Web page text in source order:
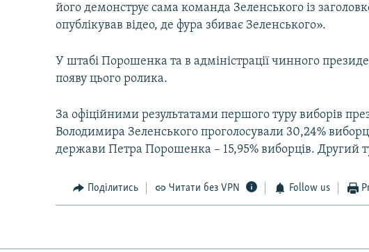
його демонструє сама команда Зеленського із
опублікував відео, де фура збиває Зеленського».
У штабі Порошенка та в адміністрації чинного
появу цього ролика.
За офіційними результатами першого туру виборів
Володимира Зеленського проголосували 30,24%
держави Петра Порошенка – 15,95% виборців. Другий
Поділитись Читати без VPN Follow us